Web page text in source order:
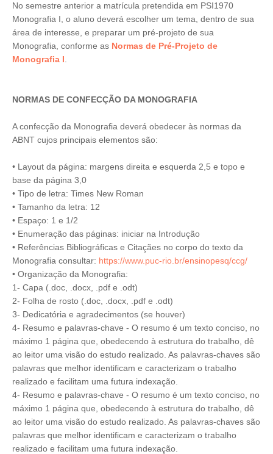
No semestre anterior a matrícula pretendida em PSI1970
Monografia I, o aluno deverá escolher um tema, dentro de sua
área de interesse, e preparar um pré-projeto de sua
Monografia, conforme as Normas de Pré-Projeto de
Monografia I
NORMAS DE CONFECÇÃO DA MONOGRAFIA
A confecção da Monografia deverá obedecer às normas da
ABNT cujos principais elementos são:
• Layout da página: margens direita e esquerda 2,5 e topo e
base da página 3,0
• Tipo de letra: Times New Roman
• Tamanho da letra: 12
• Espaço: 1 e 1/2
• Enumeração das páginas: iniciar na Introdução
• Referências Bibliográficas e Citaçães no corpo do texto da
Monografia consultar: https://www.puc-rio.br/ensinopesq/ccg/
• Organização da Monografia:
1- Capa (.doc, .docx, .pdf e .odt)
2- Folha de rosto (.doc, .docx, .pdf e .odt)
3- Dedicatória e agradecimentos (se houver)
4- Resumo e palavras-chave - O resumo é um texto conciso, no
máximo 1 página que, obedecendo à estrutura do trabalho, dê
ao leitor uma visão do estudo realizado. As palavras-chaves são
palavras que melhor identificam e caracterizam o trabalho
realizado e facilitam uma futura indexação.
4- Resumo e palavras-chave - O resumo é um texto conciso, no
máximo 1 página que, obedecendo à estrutura do trabalho, dê
ao leitor uma visão do estudo realizado. As palavras-chaves são
palavras que melhor identificam e caracterizam o trabalho
realizado e facilitam uma futura indexação.